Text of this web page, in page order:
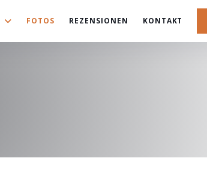
FOTOS REZENSIONEN KONTAKT